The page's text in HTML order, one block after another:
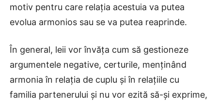
motiv pentru care relația acestuia va putea
evolua armonios sau se va putea reaprinde.
În general, leii vor învăța cum să gestioneze
argumentele negative, certurile, menținând
armonia în relația de cuplu și în relațiile cu
familia partenerului și nu vor ezită să-și exprime,